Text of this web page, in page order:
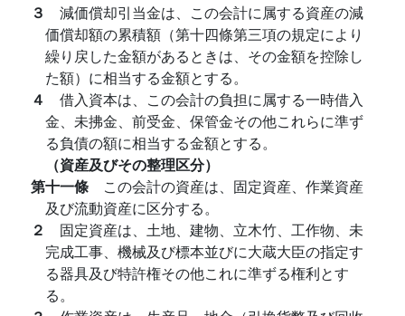
３ 減価償却引当金は、この会計に属する資産の減
価償却額の累積額（第十四條第三項の規定により
繰り戻した金額があるときは、その金額を控除し
た額）に相当する金額とする。
４ 借入資本は、この会計の負担に属する一時借入
金、未拂金、前受金、保管金その他これらに準ず
る負債の額に相当する金額とする。
（資産及びその整理区分）
第十一條 この会計の資産は、固定資産、作業資産
及び流動資産に区分する。
２ 固定資産は、土地、建物、立木竹、工作物、未
完成工事、機械及び標本並びに大蔵大臣の指定す
る器具及び特許権その他これに準ずる権利とす
る。